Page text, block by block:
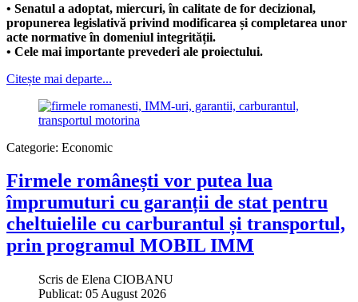
• Senatul a adoptat, miercuri, în calitate de for decizional,
propunerea legislativă privind modificarea și completarea unor
acte normative în domeniul integrității.
• Cele mai importante prevederi ale proiectului.
Citește mai departe...
Categorie: Economic
Firmele românești vor putea lua
împrumuturi cu garanții de stat pentru
cheltuielile cu carburantul și transportul,
prin programul MOBIL IMM
Scris de Elena CIOBANU
Publicat: 05 August 2026